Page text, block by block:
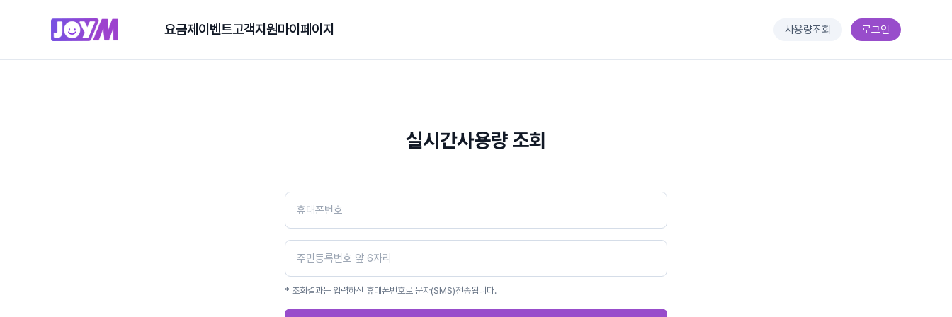
요금제 이벤트고객지원마이페이지 사용량조회 로그인
실시간사용량 조회
* 조회결과는 입력하신 휴대폰번호로 문자(SMS)전송됩니다.